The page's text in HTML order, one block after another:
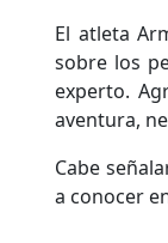
El atleta
sobre los
experto.
aventura,
Cabe
a conocer